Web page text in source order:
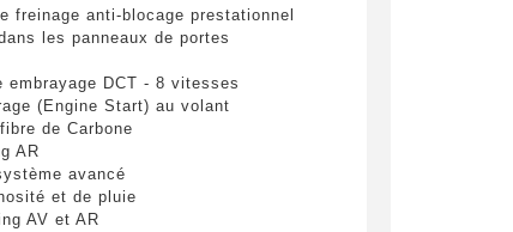
freinage anti-blocage prestationnel
les panneaux de portes
embrayage DCT - 8 vitesses
(Engine Start) au volant
de Carbone
AR
avancé
et de pluie
AV et AR